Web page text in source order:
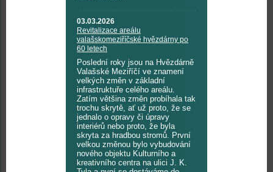
03.03.2026
Revitalizace areálu
valašskomeziříčské hvězdárny po
60 letech
Poslední roky jsou na Hvězdárně
Valašské Meziříčí ve znamení
velkých změn v základní
infrastruktuře celého areálu.
Zatím většina změn probíhala tak
trochu skrytě, ať už proto, že se
jednalo o opravy či úpravy
interiérů nebo proto, že byla
skryta za hradbou stromů. První
velkou změnou bylo vybudování
nového objektu Kulturního a
kreativního centra na ulici J. K.